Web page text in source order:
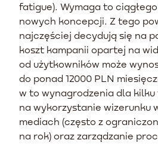
fatigue). Wymaga to
nowych koncepcji. Z tego
najczęściej decydują się na
koszt kampanii opartej na
od użytkowników może
do ponad 12000 PLN
w to wynagrodzenia dla
na wykorzystanie wizerunku
mediach (często z
na rok) oraz zarządzanie